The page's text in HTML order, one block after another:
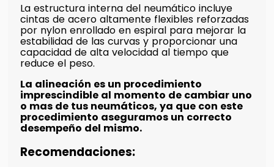
La estructura interna del neumático incluye
cintas de acero altamente flexibles reforzadas
por nylon enrollado en espiral para mejorar la
estabilidad de las curvas y proporcionar una
capacidad de alta velocidad al tiempo que
reduce el peso.
La alineación es un procedimiento
imprescindible al momento de cambiar uno
o mas de tus neumáticos, ya que con este
procedimiento aseguramos un correcto
desempeño del mismo.
Recomendaciones: